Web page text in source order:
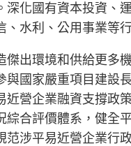
深化國有資本投資、
水利、公用事業等
傑出環境和供給更多
國家嚴重項目建設
營企業融資支撐政
綜合評價體系，健全
涉平易近營企業行